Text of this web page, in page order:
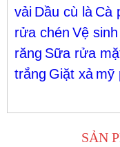
vải Dầu cù là Cà
rửa chén Vệ
răng Sữa rửa
trắng Giặt xả mỹ
SẢN